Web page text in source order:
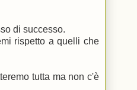
di successo.
rispetto a quelli che
tutta ma non c'è